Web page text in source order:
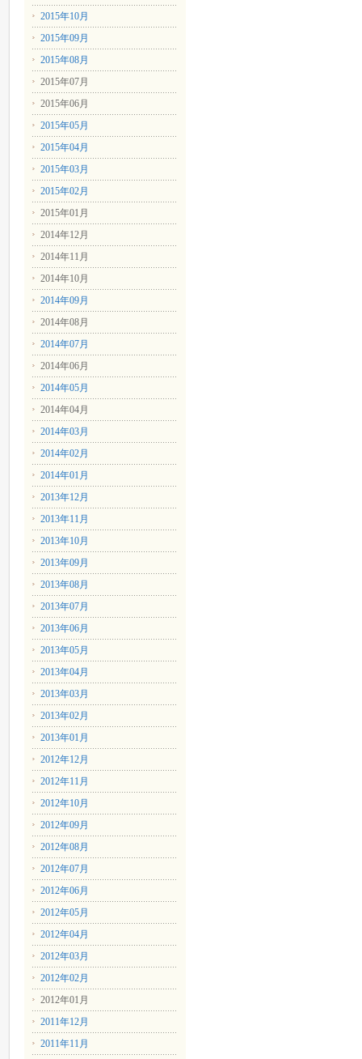
2015年10月
2015年09月
2015年08月
2015年07月
2015年06月
2015年05月
2015年04月
2015年03月
2015年02月
2015年01月
2014年12月
2014年11月
2014年10月
2014年09月
2014年08月
2014年07月
2014年06月
2014年05月
2014年04月
2014年03月
2014年02月
2014年01月
2013年12月
2013年11月
2013年10月
2013年09月
2013年08月
2013年07月
2013年06月
2013年05月
2013年04月
2013年03月
2013年02月
2013年01月
2012年12月
2012年11月
2012年10月
2012年09月
2012年08月
2012年07月
2012年06月
2012年05月
2012年04月
2012年03月
2012年02月
2012年01月
2011年12月
2011年11月